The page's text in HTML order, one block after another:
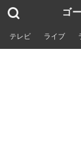
ゴ
テレビ ライブ